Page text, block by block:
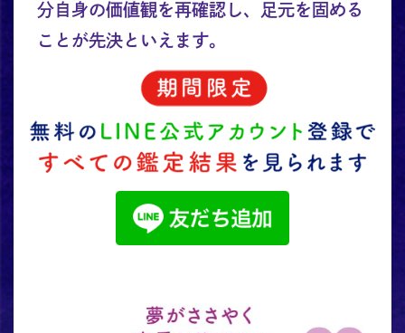
分自身の価値観を再確認し、足元を固める
ことが先決といえます。